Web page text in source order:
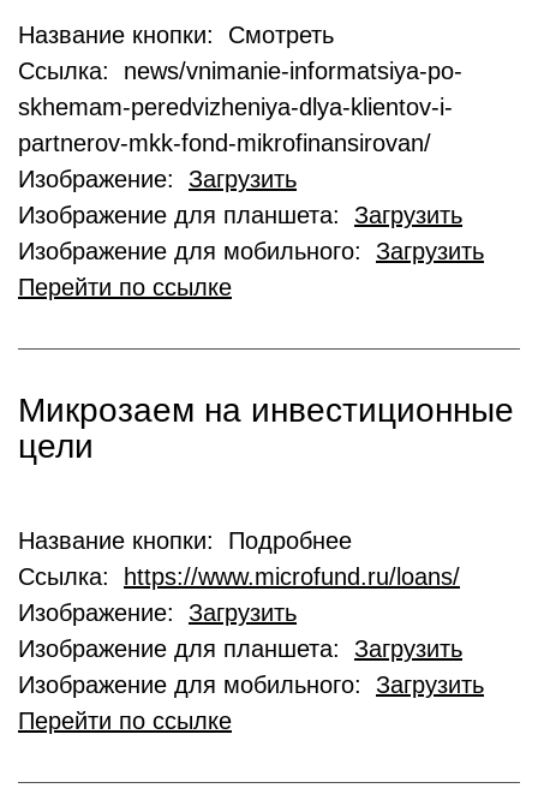
Название кнопки: Смотреть
Ссылка: news/vnimanie-informatsiya-po-
skhemam-peredvizheniya-dlya-klientov-i-
partnerov-mkk-fond-mikrofinansirovan/
Изображение: Загрузить
Изображение для планшета: Загрузить
Изображение для мобильного: Загрузить
Перейти по ссылке
Микрозаем на инвестиционные
цели
Название кнопки: Подробнее
Ссылка:
https://www.microfund.ru/loans/
Изображение: Загрузить
Изображение для планшета: Загрузить
Изображение для мобильного: Загрузить
Перейти по ссылке